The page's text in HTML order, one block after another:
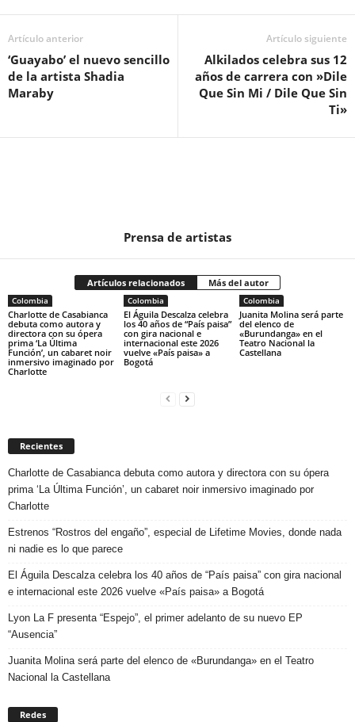
Artículo anterior
‘Guayabo’ el nuevo sencillo
de la artista Shadia
Maraby
Artículo siguiente
Alkilados celebra sus 12
años de carrera con »Dile
Que Sin Mi / Dile Que Sin
Ti»
Prensa de artistas
Artículos relacionados Más del autor
Colombia
Charlotte de Casabianca
debuta como autora y
directora con su ópera
prima ‘La Última
Función’, un cabaret noir
inmersivo imaginado por
Charlotte
Colombia
El Águila Descalza celebra
los 40 años de “País paisa”
con gira nacional e
internacional este 2026
vuelve «País paisa» a
Bogotá
Colombia
Juanita Molina será parte
del elenco de
«Burundanga» en el
Teatro Nacional la
Castellana
Recientes
Charlotte de Casabianca debuta como autora y directora con su ópera
prima ‘La Última Función’, un cabaret noir inmersivo imaginado por
Charlotte
Estrenos “Rostros del engaño”, especial de Lifetime Movies, donde nada
ni nadie es lo que parece
El Águila Descalza celebra los 40 años de “País paisa” con gira nacional
e internacional este 2026 vuelve «País paisa» a Bogotá
Lyon La F presenta “Espejo”, el primer adelanto de su nuevo EP
“Ausencia”
Juanita Molina será parte del elenco de «Burundanga» en el Teatro
Nacional la Castellana
Redes